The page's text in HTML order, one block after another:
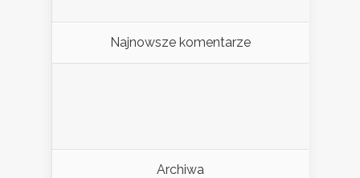
Najnowsze komentarze
Archiwa